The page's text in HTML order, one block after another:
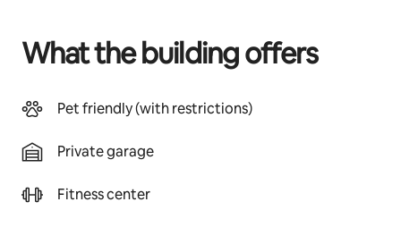
What the building offers
Pet friendly (with restrictions)
Private garage
Fitness center